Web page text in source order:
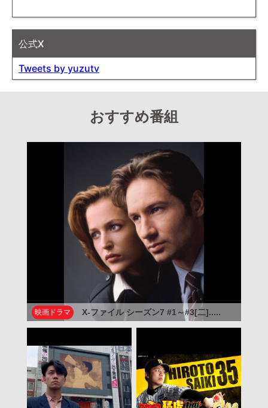
公式X
Tweets by yuzutv
おすすめ番組